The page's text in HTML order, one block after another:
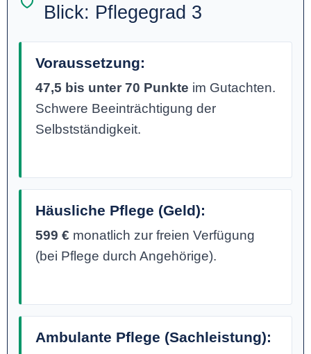
Erforderlichen Service akzeptieren
Blick: Pflegegrad 3
Voraussetzung:
47,5 bis unter 70 Punkte im Gutachten.
Schwere Beeinträchtigung der
Selbstständigkeit.
Häusliche Pflege (Geld):
599 € monatlich zur freien Verfügung
(bei Pflege durch Angehörige).
Ambulante Pflege (Sachleistung):